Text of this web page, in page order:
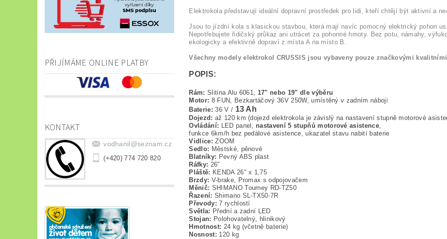
PŘIJÍMÁME ONLINE PLATBY
KONTAKT
vodhanil@seznam.cz
(+420) 774 720 820
Elektrokola představují ideální dopravní prostředek pro lidi, kteří chtějí být aktivní a
Jsou to jízdní kola s klasickou stavbou, která mají navíc pomocný elektrický pohon
Nepotřebujete řidičský průkaz ani utrácet za pohonné hmoty. Bez potu, námahy,
ekologicky a efektivně dopraví z místa A na místo B.
Všechny modely elektrokol CRUSSIS jsou vybaveny pouze značkovými
POPIS:
Rám: Slitina Alu 6061, 17" nebo 19" dle výběru
Motor: 8 FUN, Bezkartáčový 36V 250W, umístěný v zadním náboji
Baterie: 36 V / 13 Ah
Dojezd: až 120 km (dojezd elektrokola je závislý na nastavení stupně motorové
Ovládání: LED panel, nastavení 5 stupňů motorové asistence,
funkce 6km/h bez pedálové asistence, ukazatel stavu nabití baterie
Vidlice: ZOOM
Sedlo: Městské, pěnové
Blatníky: Pevný ABS plast
Ráfky: 26"
Pláště: KENDA 26" x 1,75
Brzdy: V-brake, Promax s odpojovačem
Měnič: SHIMANO Tourney RD-TZ50
Řazení: Shimano SL-TX50-7R
Převody: 7 rychlostí
Světla: Přední a zadní LED
Stojan: Polohovatelný, hlinikový
Hmotnost: 24 kg (včetně baterie)
Nosnost: 120 kg